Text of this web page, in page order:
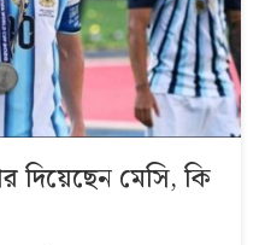
দিয়েছেন মেসি, কি